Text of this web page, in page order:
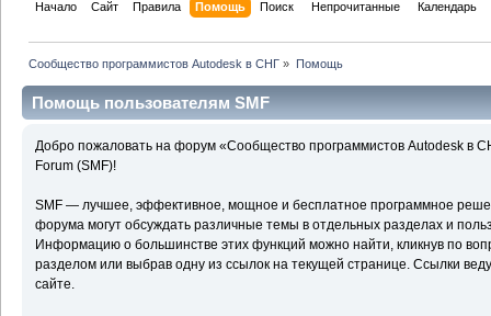
Начало Сайт Правила Помощь Поиск Непрочитанные Календарь
Сообщество программистов Autodesk в СНГ » Помощь
Помощь пользователям SMF
Добро пожаловать на форум «Сообщество программистов Autodesk в
Forum (SMF)!
SMF — лучшее, эффективное, мощное и бесплатное программное
форума могут обсуждать различные темы в отдельных разделах и
Информацию о большинстве этих функций можно найти, кликнув по
разделом или выбрав одну из ссылок на текущей странице. Ссылки
сайте.